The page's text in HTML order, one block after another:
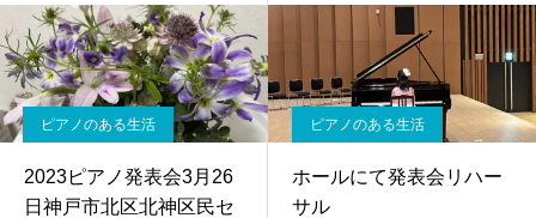
ピアノのある生活
2023ピアノ発表会3月26
日神戸市北区北神区民セ
ピアノのある生活
ホールにて発表会リハー
サル